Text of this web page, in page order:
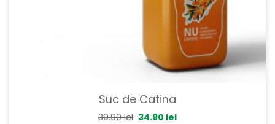
Suc de Catina
39.90lei 34.90 lei